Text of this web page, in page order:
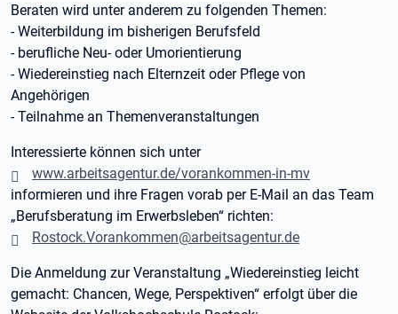
Beraten wird unter anderem zu folgenden Themen:
- Weiterbildung im bisherigen Berufsfeld
- berufliche Neu- oder Umorientierung
- Wiedereinstieg nach Elternzeit oder Pflege von
Angehörigen
- Teilnahme an Themenveranstaltungen
Interessierte können sich unter
www.arbeitsagentur.de/vorankommen-in-mv
informieren und ihre Fragen vorab per E-Mail an das Team
„Berufsberatung im Erwerbsleben“ richten:
Rostock.Vorankommen@arbeitsagentur.de
Die Anmeldung zur Veranstaltung „Wiedereinstieg leicht
gemacht: Chancen, Wege, Perspektiven“ erfolgt über die